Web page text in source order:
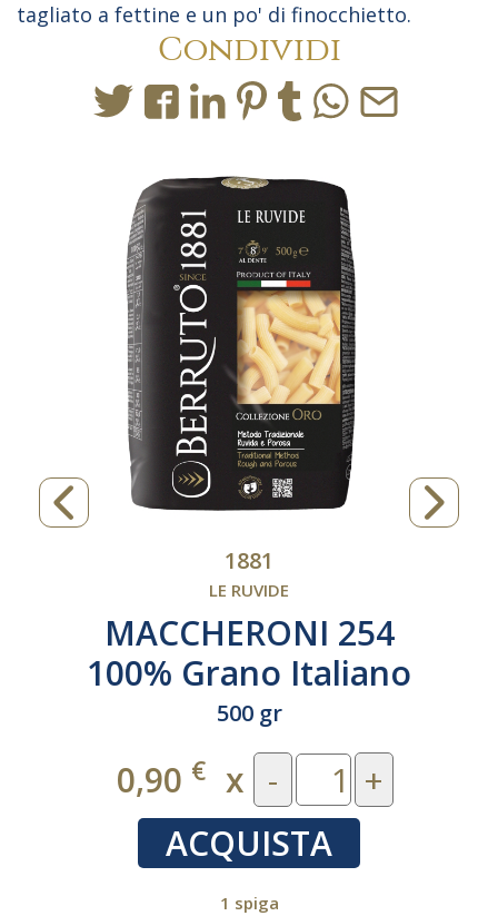
tagliato a fettine e un po' di finocchietto.
Condividi
1881
LE RUVIDE
MACCHERONI 254
100% Grano Italiano
500 gr
0,90 € x -
+
ACQUISTA
1 spiga